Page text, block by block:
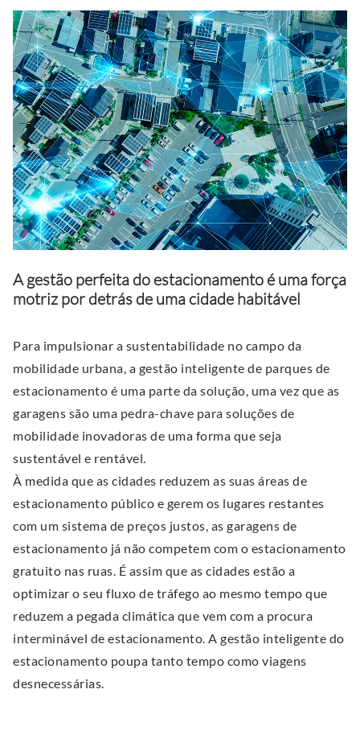
A gestão perfeita do estacionamento é uma força
motriz por detrás de uma cidade habitável
Para impulsionar a sustentabilidade no campo da
mobilidade urbana, a gestão inteligente de parques de
estacionamento é uma parte da solução, uma vez que as
garagens são uma pedra-chave para soluções de
mobilidade inovadoras de uma forma que seja
sustentável e rentável.
À medida que as cidades reduzem as suas áreas de
estacionamento público e gerem os lugares restantes
com um sistema de preços justos, as garagens de
estacionamento já não competem com o estacionamento
gratuito nas ruas. É assim que as cidades estão a
optimizar o seu fluxo de tráfego ao mesmo tempo que
reduzem a pegada climática que vem com a procura
interminável de estacionamento. A gestão inteligente do
estacionamento poupa tanto tempo como viagens
desnecessárias.